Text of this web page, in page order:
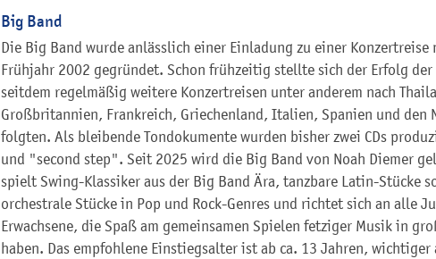
Big Band
Die Big Band wurde anlässlich einer Einladung zu einer Konzertreise
Frühjahr 2002 gegründet. Schon frühzeitig stellte sich der Erfolg der
seitdem regelmäßig weitere Konzertreisen unter anderem nach
Großbritannien, Frankreich, Griechenland, Italien, Spanien und den
folgten. Als bleibende Tondokumente wurden bisher zwei CDs
und "second step". Seit 2025 wird die Big Band von Noah Diemer
spielt Swing-Klassiker aus der Big Band Ära, tanzbare Latin-Stücke
orchestrale Stücke in Pop und Rock-Genres und richtet sich an alle
Erwachsene, die Spaß am gemeinsamen Spielen fetziger Musik in
haben. Das empfohlene Einstiegsalter ist ab ca. 13 Jahren,